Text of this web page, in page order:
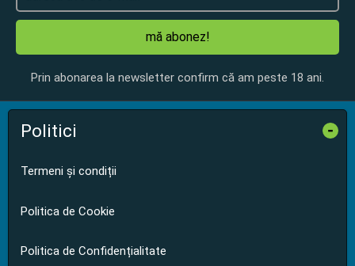
mă abonez!
Prin abonarea la newsletter confirm că am peste 18 ani.
Politici -
Termeni și condiții
Politica de Cookie
Politica de Confidențialitate